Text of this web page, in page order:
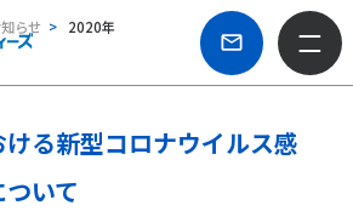
らせ 2020年
る新型コロナウイルス感
いて